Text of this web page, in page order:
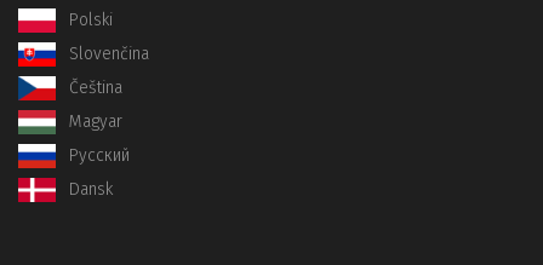
Polski
Slovenčina
Čeština
Magyar
Русский
Dansk